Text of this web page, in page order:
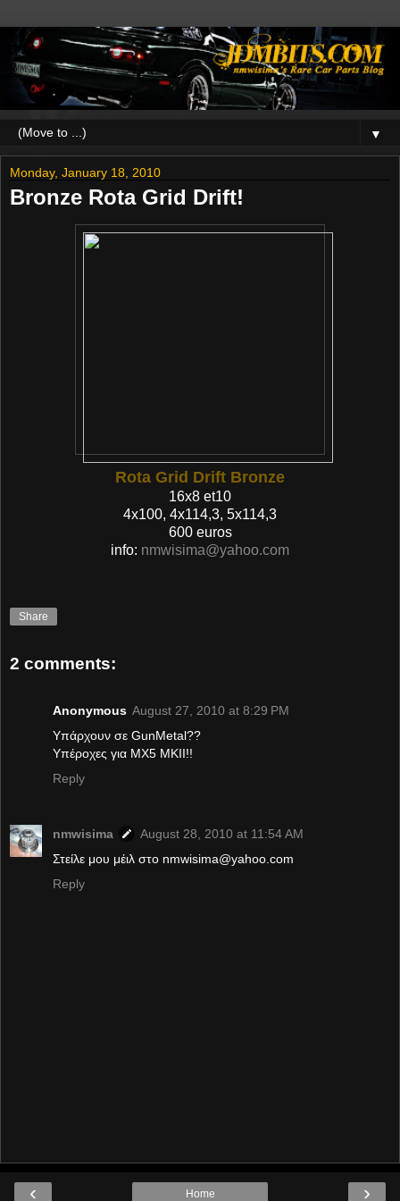
▼
Monday, January 18, 2010
Bronze Rota Grid Drift!
Rota Grid Drift Bronze
16x8 et10
4x100, 4x114,3, 5x114,3
600 euros
info: nmwisima@yahoo.com
Share
2 comments:
Anonymous August 27, 2010 at 8:29 PM
Υπάρχουν σε GunMetal??
Υπέροχες για ΜΧ5 ΜΚΙΙ!!
Reply
nmwisima
August 28, 2010 at 11:54 AM
Στείλε μου μέιλ στο nmwisima@yahoo.com
Reply
‹ ›
Home